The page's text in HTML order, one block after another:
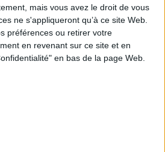
mais vous avez le droit de vous
ne s'appliqueront qu’à ce site Web.
préférences ou retirer votre
en revenant sur ce site et en
en bas de la page Web.
et électronique : enjeux, méthodes et
profit de l’intelligence des